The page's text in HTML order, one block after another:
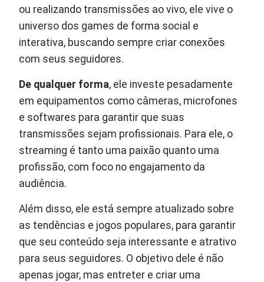
ou realizando transmissões ao vivo, ele vive o
universo dos games de forma social e
interativa, buscando sempre criar conexões
com seus seguidores.
De qualquer forma, ele investe pesadamente
em equipamentos como câmeras, microfones
e softwares para garantir que suas
transmissões sejam profissionais. Para ele, o
streaming é tanto uma paixão quanto uma
profissão, com foco no engajamento da
audiência.
Além disso, ele está sempre atualizado sobre
as tendências e jogos populares, para garantir
que seu conteúdo seja interessante e atrativo
para seus seguidores. O objetivo dele é não
apenas jogar, mas entreter e criar uma